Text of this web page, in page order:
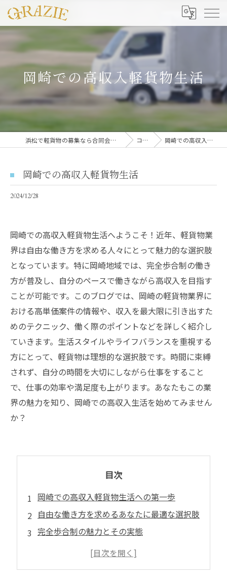
岡崎での高収入軽貨物生活
浜松で軽貨物の募集なら合同会社グラッツェ運送 コラム 岡崎での高収入軽貨物生活
岡崎での高収入軽貨物生活
2024/12/28
岡崎での高収入軽貨物生活へようこそ！近年、軽貨物業
界は自由な働き方を求める人々にとって魅力的な選択肢
となっています。特に岡崎地域では、完全歩合制の働き
方が普及し、自分のペースで働きながら高収入を目指す
ことが可能です。このブログでは、岡崎の軽貨物業界に
おける高単価案件の情報や、収入を最大限に引き出すた
めのテクニック、働く際のポイントなどを詳しく紹介し
ていきます。生活スタイルやライフバランスを重視する
方にとって、軽貨物は理想的な選択肢です。時間に束縛
されず、自分の時間を大切にしながら仕事をすること
で、仕事の効率や満足度も上がります。あなたもこの業
界の魅力を知り、岡崎での高収入生活を始めてみません
か？
目次
岡崎での高収入軽貨物生活への第一歩
自由な働き方を求めるあなたに最適な選択肢
完全歩合制の魅力とその実態
高単価案件を掴むためのテクニック